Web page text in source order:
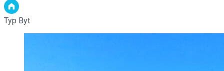
Typ Byt